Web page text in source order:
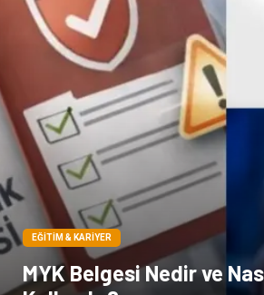
EĞITIM & KARIYER
MYK Belgesi Nedir ve